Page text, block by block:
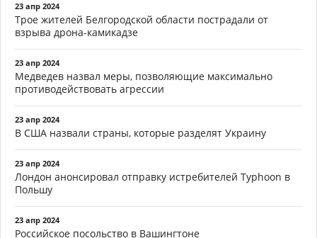
23 апр 2024
Трое жителей Белгородской области пострадали от
взрыва дрона-камикадзе
23 апр 2024
Медведев назвал меры, позволяющие максимально
противодействовать агрессии
23 апр 2024
В США назвали страны, которые разделят Украину
23 апр 2024
Лондон анонсировал отправку истребителей Typhoon в
Польшу
23 апр 2024
Российское посольство в Вашингтоне